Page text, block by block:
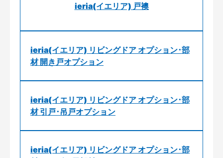
ieria(イエリア) 戸襖
ieria(イエリア) リビングドア オプション･部
材 開き戸オプション
ieria(イエリア) リビングドア オプション･部
材 引戸･吊戸オプション
ieria(イエリア) リビングドア オプション･部